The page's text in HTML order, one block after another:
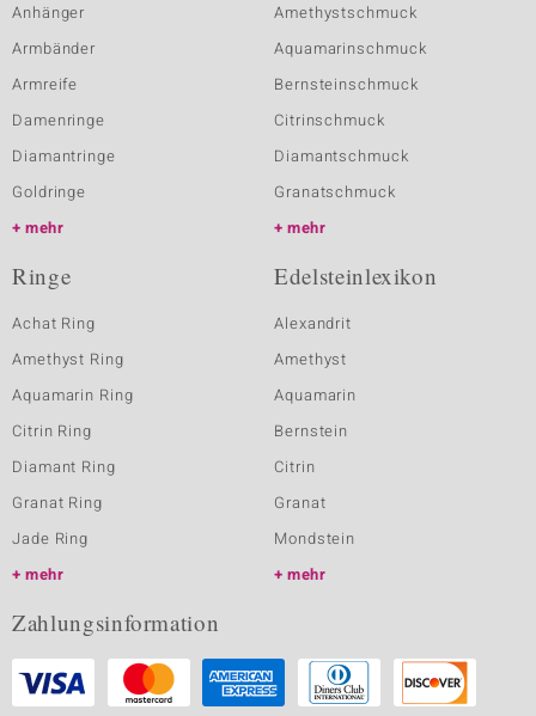
Anhänger
Armbänder
Armreife
Damenringe
Diamantringe
Goldringe
mehr
Amethystschmuck
Aquamarinschmuck
Bernsteinschmuck
Citrinschmuck
Diamantschmuck
Granatschmuck
mehr
Ringe
Achat Ring
Amethyst Ring
Aquamarin Ring
Citrin Ring
Diamant Ring
Granat Ring
Jade Ring
mehr
Edelsteinlexikon
Alexandrit
Amethyst
Aquamarin
Bernstein
Citrin
Granat
Mondstein
mehr
Zahlungsinformation